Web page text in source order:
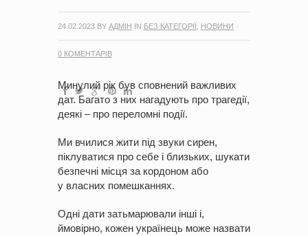
24.02.2023 BY АДМІН IN БЕЗ КАТЕГОРІЇ НОВИНИ ·
0 КОМЕНТАРІВ
Минулий рік був сповнений важливих
дат. Багато з них нагадують про трагедії,
деякі – про переломні події.
Ми вчилися жити під звуки сирен,
піклуватися про себе і близьких, шукати
безпечні місця за кордоном або
у власних помешканнях.
Одні дати затьмарювали інші і,
ймовірно, кожен українець може назвати